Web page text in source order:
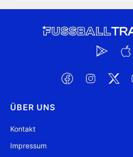
ÜBER UNS
Kontakt
Impressum